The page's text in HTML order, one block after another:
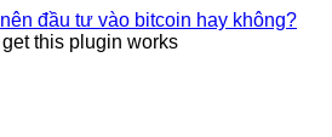
đầu tư vào bitcoin hay không?
this plugin works